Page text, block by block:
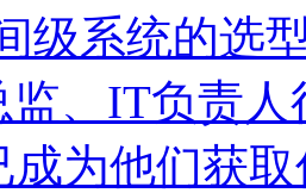
级系统的选
监、IT负责
为他们获